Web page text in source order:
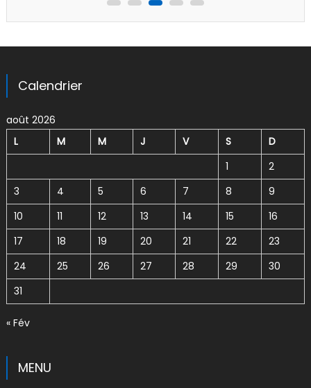
Calendrier
août 2026
L
M M J V S
D
1
2
3
4 5 6 7 8
9
10
11 12 13 14 15
16
17
18 19 20 21 22
23
24
25 26 27 28 29
30
31
« Fév
MENU